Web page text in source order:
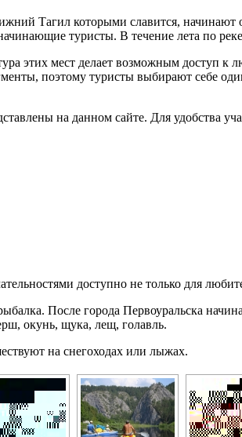
Тагил которыми славится, начинают
туристы. В течение лета по
этих мест делает возможным доступ
поэтому туристы выбирают себе
на данном сайте. Для удобства
доступно не только для
После города Первоуральска
окунь, щука, лещ, голавль.
на снегоходах или лыжах.